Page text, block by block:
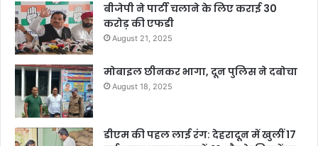
बीजेपी ने पार्टी चलाने के लिए कराई 30
करोड़ की एफडी
August 21, 2025
मोबाइल छीनकर भागा, दून पुलिस ने दबोचा
August 18, 2025
डीएम की पहल लाई रंग: देहरादून में खुलीं 17